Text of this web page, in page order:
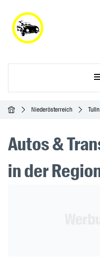
StartseiteNiederösterreich Tulln
Autos &
in der